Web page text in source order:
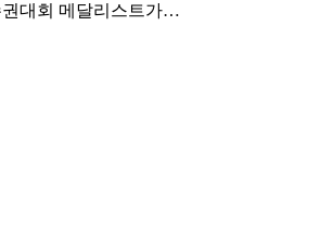
권대회 메달리스트가…